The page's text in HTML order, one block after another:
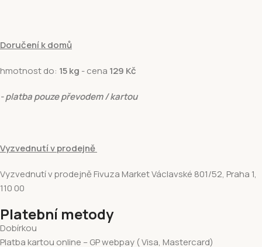
Doručení k domů
hmotnost do: 15 kg - cena 129 Kč
- platba pouze převodem / kartou
Vyzvednutí v prodejně
Vyzvednutí v prodejně Fivuza Market Václavské 801/52, Praha 1,
110 00
Platební metody
Dobírkou
Platba kartou online – GP webpay ( Visa, Mastercard)